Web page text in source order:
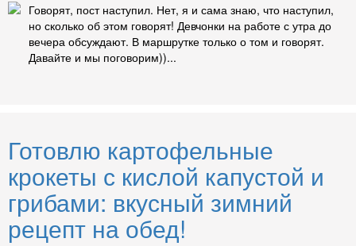
Говорят, пост наступил. Нет, я и сама знаю, что наступил,
но сколько об этом говорят! Девчонки на работе с утра до
вечера обсуждают. В маршрутке только о том и говорят.
Давайте и мы поговорим))...
Готовлю картофельные
крокеты с кислой капустой и
грибами: вкусный зимний
рецепт на обед!